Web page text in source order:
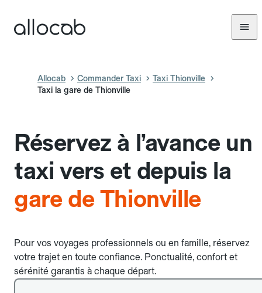
Allocab Commander Taxi
Taxi Thionville
Taxi la gare de Thionville
Réservez à l’avance un
taxi vers et depuis la
gare de Thionville
Pour vos voyages professionnels ou en famille, réservez
votre trajet en toute confiance. Ponctualité, confort et
sérénité garantis à chaque départ.